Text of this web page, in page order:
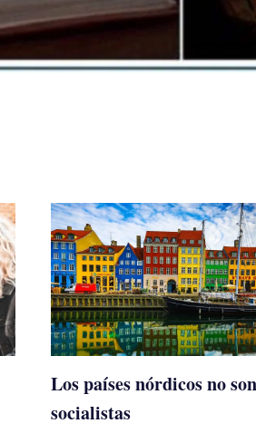
Los países nórdicos no son
socialistas